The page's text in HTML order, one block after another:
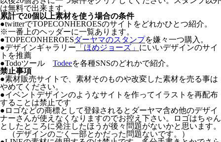
は無料で出来ます。
累計で20個以上素材を使う場合の条件
●twitterでTOPECONHEROESのサイトをどれかひとつ紹介。
※一番上のヘッダーに一覧あります。
●TOPECONHEROESダーヤマのスタンプを嫌々一つ購入。
●デザインギャラリー 「ほめジョーズ」 にいいデザインのサイ
トを推薦
●Todoツール Todeeを各種SNSのどれかで紹介。
禁止事項
●素材販売サイトで、素材そのものや改変した素材を売る事は
やめてください。
●イベントデザインのようなサイトを作ってイラストを再配布
することは禁止です
● ロゴなどの商標として登録されるとダーヤマ含め他のデザイ
ナーさんが使えなくなりますのでお控え下さい。ロゴはちゃん
としたところに発注したほうが後々問題がないかと思います。
（デザインのごく一部とかだった問題ないです。）